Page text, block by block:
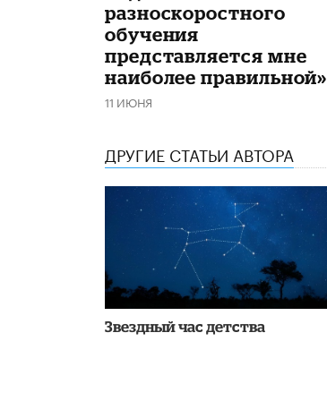
разноскоростного
обучения
представляется мне
наиболее правильной»
11 ИЮНЯ
ДРУГИЕ СТАТЬИ АВТОРА
Звездный час детства